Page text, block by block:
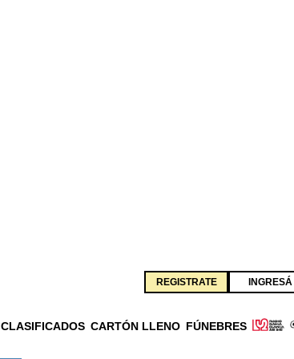
REGISTRATE INGRESÁ
CLASIFICADOS CARTÓN LLENO FÚNEBRES